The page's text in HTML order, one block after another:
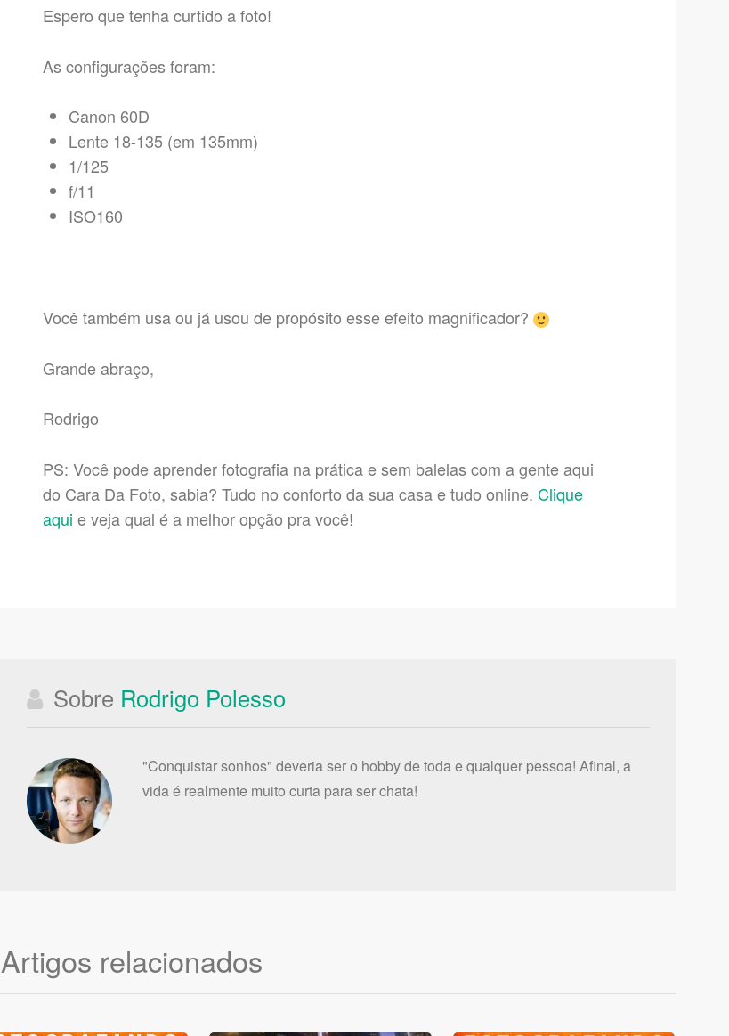
Espero que tenha curtido a foto!
As configurações foram:
Canon 60D
Lente 18-135 (em 135mm)
1/125
f/11
ISO160
Você também usa ou já usou de propósito esse efeito magnificador?
Grande abraço,
Rodrigo
PS: Você pode aprender fotografia na prática e sem balelas com a gente aqui
do Cara Da Foto, sabia? Tudo no conforto da sua casa e tudo online.Clique
aqui e veja qual é a melhor opção pra você!
Sobre Rodrigo Polesso
"Conquistar sonhos" deveria ser o hobby de toda e qualquer pessoa! Afinal, a
vida é realmente muito curta para ser chata!
Artigos relacionados